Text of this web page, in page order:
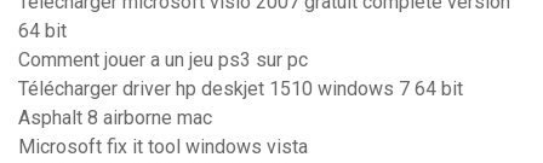
64 bit
Comment jouer a un jeu ps3 sur pc
Télécharger driver hp deskjet 1510 windows 7 64 bit
Asphalt 8 airborne mac
Microsoft fix it tool windows vista